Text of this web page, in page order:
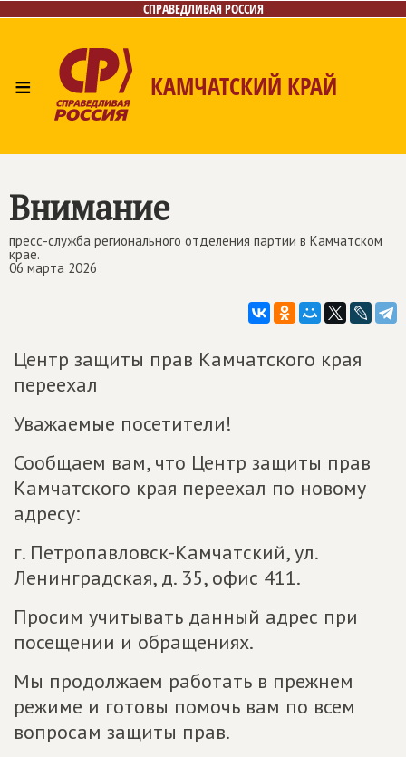
СПРАВЕДЛИВАЯ РОССИЯ
≡ КАМЧАТСКИЙ КРАЙ
Внимание
пресс-служба регионального отделения партии в Камчатском
крае.
06 марта 2026
Центр защиты прав Камчатского края
переехал
Уважаемые посетители!
Сообщаем вам, что Центр защиты прав
Камчатского края переехал по новому
адресу:
г. Петропавловск-Камчатский, ул.
Ленинградская, д. 35, офис 411.
Просим учитывать данный адрес при
посещении и обращениях.
Мы продолжаем работать в прежнем
режиме и готовы помочь вам по всем
вопросам защиты прав.